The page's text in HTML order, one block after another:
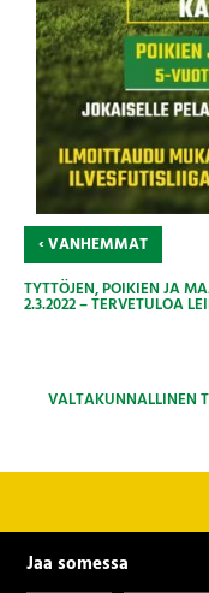
‹VANHEMMAT
TYTTÖJEN, POIKIEN JA
2.3.2022 – TERVETULOA
VALTAKUNNALLINEN
Jaa somessa